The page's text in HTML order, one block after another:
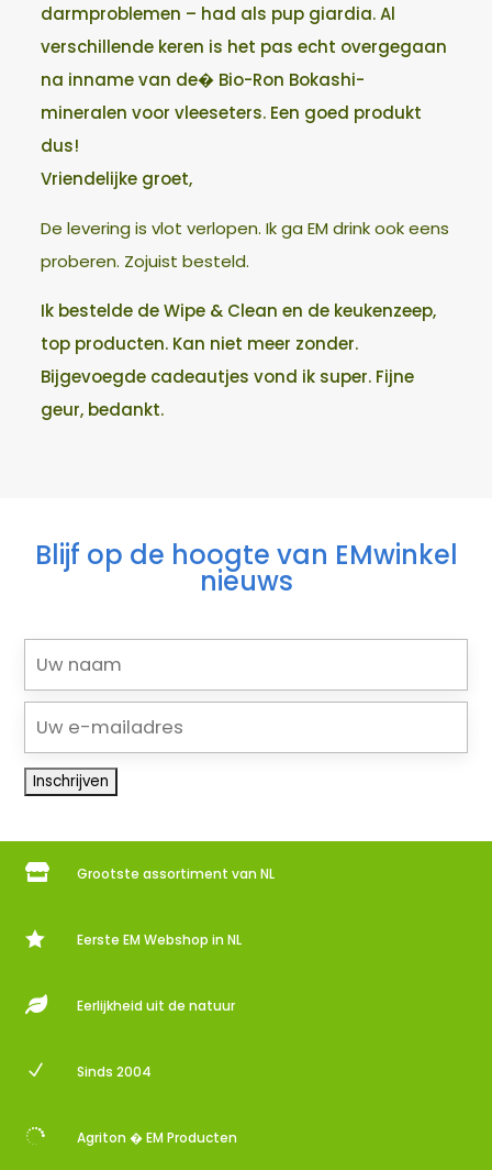
darmproblemen – had als pup giardia. Al
verschillende keren is het pas echt overgegaan
na inname van de� Bio-Ron Bokashi-
mineralen voor vleeseters. Een goed produkt
dus!
Vriendelijke groet,
De levering is vlot verlopen. Ik ga EM drink ook eens
proberen. Zojuist besteld.
Ik bestelde de Wipe & Clean en de keukenzeep,
top producten. Kan niet meer zonder.
Bijgevoegde cadeautjes vond ik super. Fijne
geur, bedankt.
Blijf op de hoogte van EMwinkel
nieuws
 Grootste assortiment van NL
 Eerste EM Webshop in NL
 Eerlijkheid uit de natuur
N Sinds 2004
 Agriton � EM Producten